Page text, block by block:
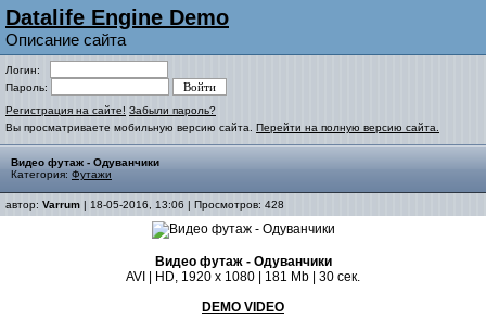
Datalife Engine Demo
Описание сайта
Логин:
Пароль:
Регистрация на сайте! Забыли пароль?
Вы просматриваете мобильную версию сайта. Перейти на полную версию сайта.
Видео футаж - Одуванчики
Категория: Футажи
автор: Varrum | 18-05-2016, 13:06 | Просмотров: 428
Видео футаж - Одуванчики
AVI | HD, 1920 x 1080 | 181 Mb | 30 сек.
DEMO VIDEO